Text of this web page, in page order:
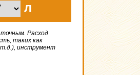
л
Расход
таких как
т.д.), инструмент